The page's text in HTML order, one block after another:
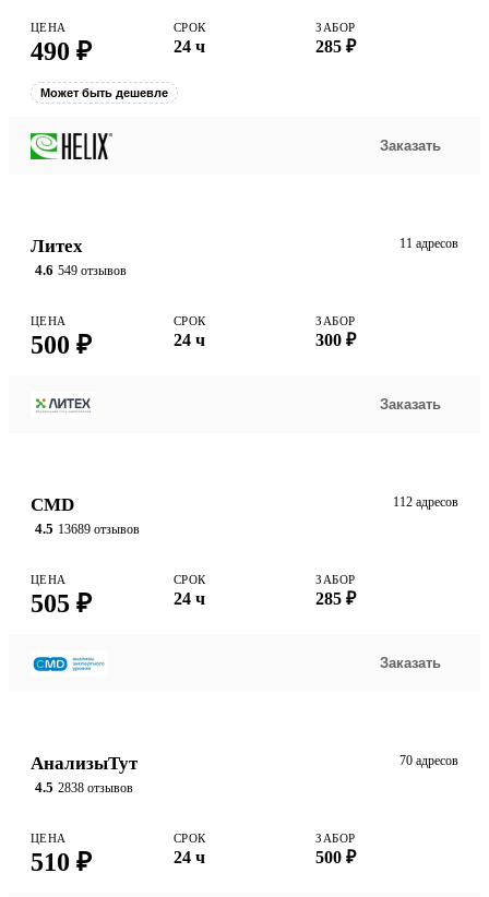
ЦЕНА
490 ₽
СРОК
24 ч
ЗАБОР
285 ₽
Может быть дешевле
Заказать
Литех
4.6 549 отзывов
11 адресов
ЦЕНА
500 ₽
СРОК
24 ч
ЗАБОР
300 ₽
Заказать
CMD
4.5 13689 отзывов
112 адресов
ЦЕНА
505 ₽
СРОК
24 ч
ЗАБОР
285 ₽
Заказать
АнализыТут
4.5 2838 отзывов
70 адресов
ЦЕНА
510 ₽
СРОК
24 ч
ЗАБОР
500 ₽